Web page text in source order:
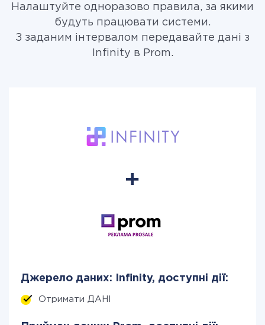
Налаштуйте одноразово правила, за якими
будуть працювати системи.
З заданим інтервалом передавайте дані з
Infinity в Prom.
Джерело даних: Infinity, доступні дії:
Отримати ДАНІ